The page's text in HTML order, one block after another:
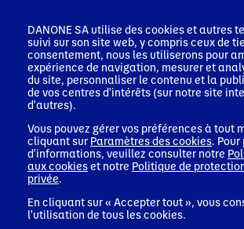
Découvrez les films de la campagne à partir
vos écrans télévisés et vos réseaux sociaux
tirées des films dès le 29 août.
DANONE SA utilise des cookies et autres
suivi sur son site web, y compris ceux de
consentement, nous les utiliserons pour
expérience de navigation, mesurer et
du site, personnaliser le contenu et la
de vos centres d'intérêts (sur notre site
d'autres).
Vous pouvez gérer vos préférences à tout
cliquant sur Paramètres des cookies .
d'informations, veuillez consulter notre
aux cookieset notre Politique de
privée
En cliquant sur « Accepter tout », vous
l'utilisation de tous les cookies.